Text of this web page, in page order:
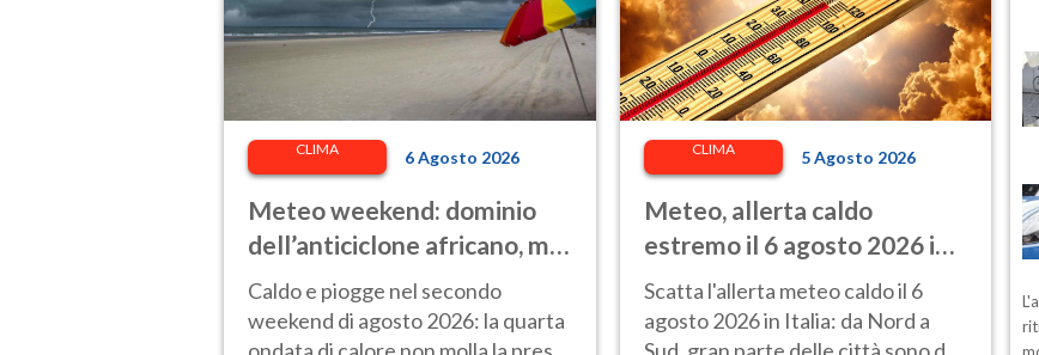
CLIMA 6 Agosto 2026
Meteo weekend: dominio
dell’anticiclone africano, ma
attenzione ai temporali
intensi. Le previsioni
Caldo e piogge nel secondo
weekend di agosto 2026: la quarta
CLIMA 5 Agosto 2026
Meteo, allerta caldo
estremo il 6 agosto 2026 in
27 città: Italia da bollino
rosso
Scatta l'allerta meteo caldo il 6
agosto 2026 in Italia: da Nord a